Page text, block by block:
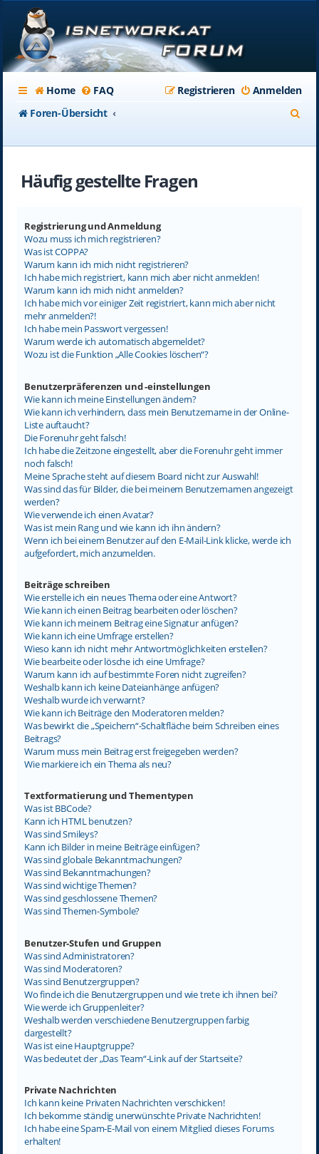
Home FAQ Anmelden
Registrieren
Foren-Übersicht
Häufig gestellte Fragen
Registrierung und Anmeldung
Wozu muss ich mich registrieren?
Was ist COPPA?
Warum kann ich mich nicht registrieren?
Ich habe mich registriert, kann mich aber nicht anmelden!
Warum kann ich mich nicht anmelden?
Ich habe mich vor einiger Zeit registriert, kann mich aber nicht
mehr anmelden?!
Ich habe mein Passwort vergessen!
Warum werde ich automatisch abgemeldet?
Wozu ist die Funktion „Alle Cookies löschen“?
Benutzerpräferenzen und -einstellungen
Wie kann ich meine Einstellungen ändern?
Wie kann ich verhindern, dass mein Benutzername in der Online-
Liste auftaucht?
Die Forenuhr geht falsch!
Ich habe die Zeitzone eingestellt, aber die Forenuhr geht immer
noch falsch!
Meine Sprache steht auf diesem Board nicht zur Auswahl!
Was sind das für Bilder, die bei meinem Benutzernamen angezeigt
werden?
Wie verwende ich einen Avatar?
Was ist mein Rang und wie kann ich ihn ändern?
Wenn ich bei einem Benutzer auf den E-Mail-Link klicke, werde ich
aufgefordert, mich anzumelden.
Beiträge schreiben
Wie erstelle ich ein neues Thema oder eine Antwort?
Wie kann ich einen Beitrag bearbeiten oder löschen?
Wie kann ich meinem Beitrag eine Signatur anfügen?
Wie kann ich eine Umfrage erstellen?
Wieso kann ich nicht mehr Antwortmöglichkeiten erstellen?
Wie bearbeite oder lösche ich eine Umfrage?
Warum kann ich auf bestimmte Foren nicht zugreifen?
Weshalb kann ich keine Dateianhänge anfügen?
Weshalb wurde ich verwarnt?
Wie kann ich Beiträge den Moderatoren melden?
Was bewirkt die „Speichern“-Schaltfläche beim Schreiben eines
Beitrags?
Warum muss mein Beitrag erst freigegeben werden?
Wie markiere ich ein Thema als neu?
Textformatierung und Thementypen
Was ist BBCode?
Kann ich HTML benutzen?
Was sind Smileys?
Kann ich Bilder in meine Beiträge einfügen?
Was sind globale Bekanntmachungen?
Was sind Bekanntmachungen?
Was sind wichtige Themen?
Was sind geschlossene Themen?
Was sind Themen-Symbole?
Benutzer-Stufen und Gruppen
Was sind Administratoren?
Was sind Moderatoren?
Was sind Benutzergruppen?
Wo finde ich die Benutzergruppen und wie trete ich ihnen bei?
Wie werde ich Gruppenleiter?
Weshalb werden verschiedene Benutzergruppen farbig
dargestellt?
Was ist eine Hauptgruppe?
Was bedeutet der „Das Team“-Link auf der Startseite?
Private Nachrichten
Ich kann keine Privaten Nachrichten verschicken!
Ich bekomme ständig unerwünschte Private Nachrichten!
Ich habe eine Spam-E-Mail von einem Mitglied dieses Forums
erhalten!